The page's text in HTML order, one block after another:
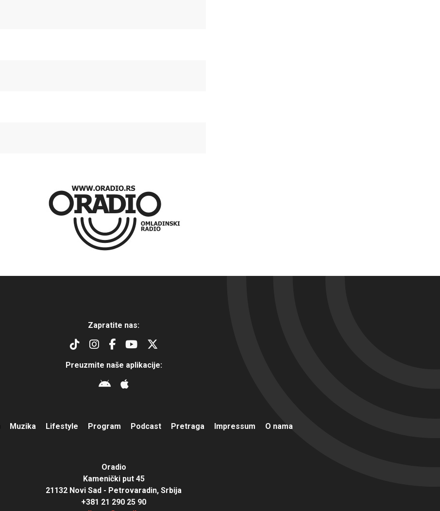
Zapratite nas:
Preuzmite naše aplikacije:
Muzika Lifestyle Program Podcast Pretraga Impressum O nama
Oradio
Kamenički put 45
21132 Novi Sad - Petrovaradin, Srbija
+381 21 290 25 90